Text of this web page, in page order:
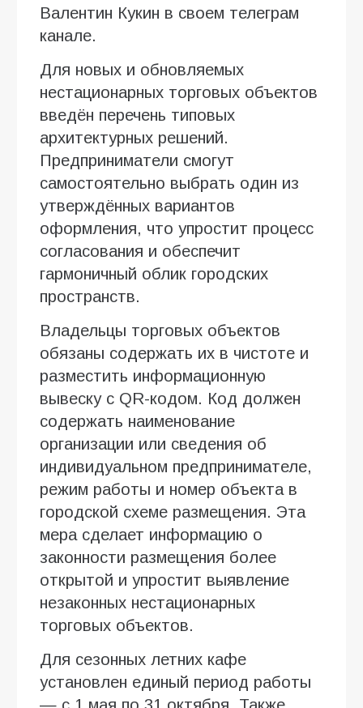
Валентин Кукин в своем телеграм
канале.
Для новых и обновляемых
нестационарных торговых объектов
введён перечень типовых
архитектурных решений.
Предприниматели смогут
самостоятельно выбрать один из
утверждённых вариантов
оформления, что упростит процесс
согласования и обеспечит
гармоничный облик городских
пространств.
Владельцы торговых объектов
обязаны содержать их в чистоте и
разместить информационную
вывеску с QR-кодом. Код должен
содержать наименование
организации или сведения об
индивидуальном предпринимателе,
режим работы и номер объекта в
городской схеме размещения. Эта
мера сделает информацию о
законности размещения более
открытой и упростит выявление
незаконных нестационарных
торговых объектов.
Для сезонных летних кафе
установлен единый период работы